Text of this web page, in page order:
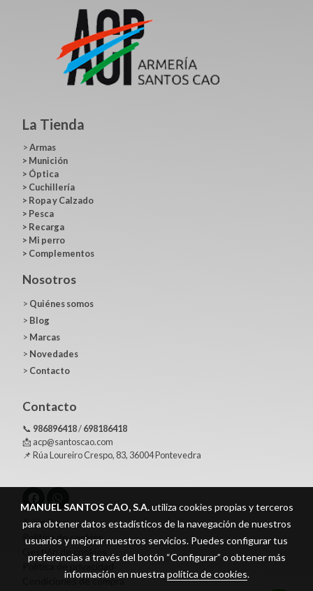
La Tienda
>Armas
> Munición
> Óptica
> Cuchillería
> Ropa y Calzado
> Pesca
> Recarga
> Mi perro
> Complementos
Nosotros
> Quiénes somos
> Blog
> Marcas
> Novedades
> Contacto
Contacto
📞 986896418/698186418
📩 acp@santoscao.com
📌 Rúa Loureiro Crespo, 83, 36004 Pontevedra
Aviso legal
Política de cookies
Gestión de cookies
Política de privacidad
Condiciones de compra
MANUEL SANTOS CAO, S.A.utiliza cookies propias y terceros
para obtener datos estadísticos de la navegación de nuestros
usuarios y mejorar nuestros servicios. Puedes configurar tus
preferencias a través del botón “Configurar” o obtener más
información en nuestra política de cookies.